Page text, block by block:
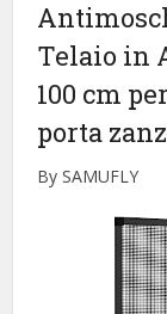
Telaio in
100 cm
porta
By SAMUFLY